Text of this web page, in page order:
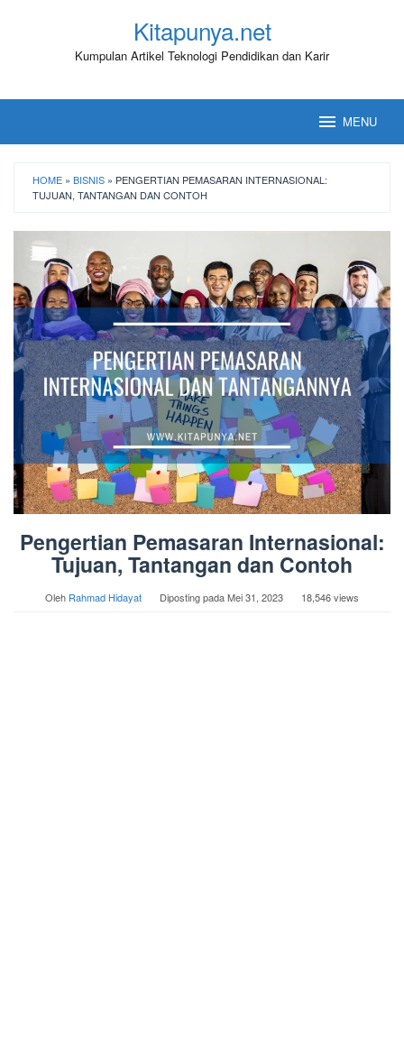
Kitapunya.net
Kumpulan Artikel Teknologi Pendidikan dan Karir
MENU
HOME » BISNIS » PENGERTIAN PEMASARAN INTERNASIONAL:
TUJUAN, TANTANGAN DAN CONTOH
Pengertian Pemasaran Internasional:
Tujuan, Tantangan dan Contoh
Oleh Rahmad Hidayat Diposting padaMei 31, 2023 18,546 views